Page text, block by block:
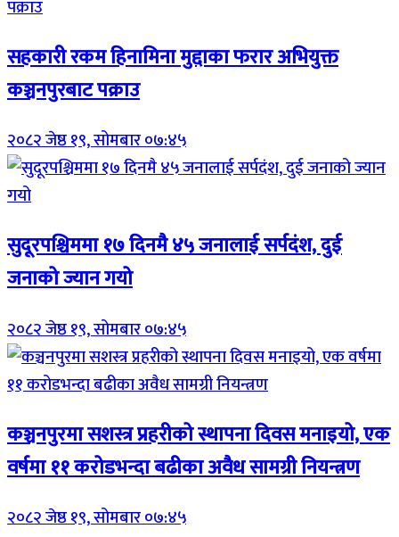
सहकारी रकम हिनामिना मुद्दाका फरार अभियुक्त
कञ्चनपुरबाट पक्राउ
२०८२ जेष्ठ १९, सोमबार ०७:४५
सुदूरपश्चिममा १७ दिनमै ४५ जनालाई सर्पदंश, दुई
जनाको ज्यान गयो
२०८२ जेष्ठ १९, सोमबार ०७:४५
कञ्चनपुरमा सशस्त्र प्रहरीको स्थापना दिवस मनाइयो, एक
वर्षमा ११ करोडभन्दा बढीका अवैध सामग्री नियन्त्रण
२०८२ जेष्ठ १९, सोमबार ०७:४५